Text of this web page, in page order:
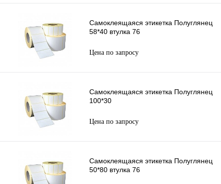
Самоклеящаяся этикетка Полуглянец
58*40 втулка 76
Цена по запросу
Самоклеящаяся этикетка Полуглянец
100*30
Цена по запросу
Самоклеящаяся этикетка Полуглянец
50*80 втулка 76